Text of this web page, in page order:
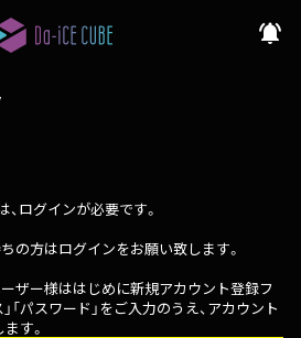
notifications_active
ログインが必要です。
の方はログインをお願い致します。
ザー様ははじめに新規アカウント登録フ
「パスワード」をご入力のうえ、アカウント
す。